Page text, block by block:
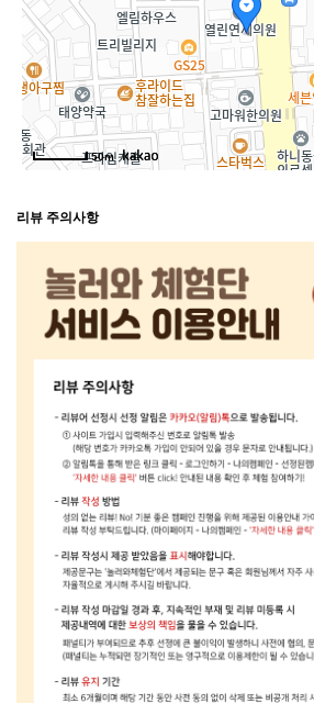
50m
리뷰 주의사항